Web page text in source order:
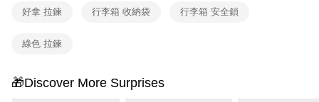
好拿 拉鍊 行李箱 收納袋 行李箱 安全鎖
綠色 拉鍊
🎁Discover More Surprises